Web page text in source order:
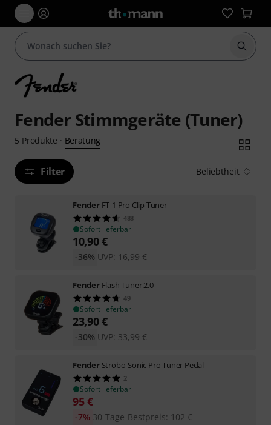
Suche
Fender Stimmgeräte (Tuner)
5 Produkte · Beratung
Filter Beliebtheit
Fender FT-1 Pro Clip Tuner
488
Sofort lieferbar
10,90€
UVP: 16,99 €
-36%
Fender Flash Tuner 2.0
49
Sofort lieferbar
23,90€
UVP: 33,99 €
-30%
Fender Strobo-Sonic Pro Tuner Pedal
2
Sofort lieferbar
95€
30-Tage-Bestpreis: 102 €
-7%